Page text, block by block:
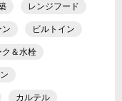
レンジフード
ン ビルトイン
ク＆水栓
カルテル